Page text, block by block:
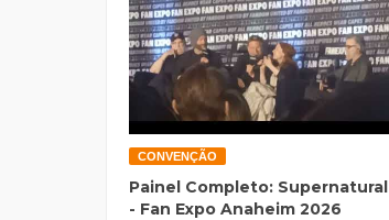
CONVENÇÃO
Painel Completo: Supernatural
- Fan Expo Anaheim 2026